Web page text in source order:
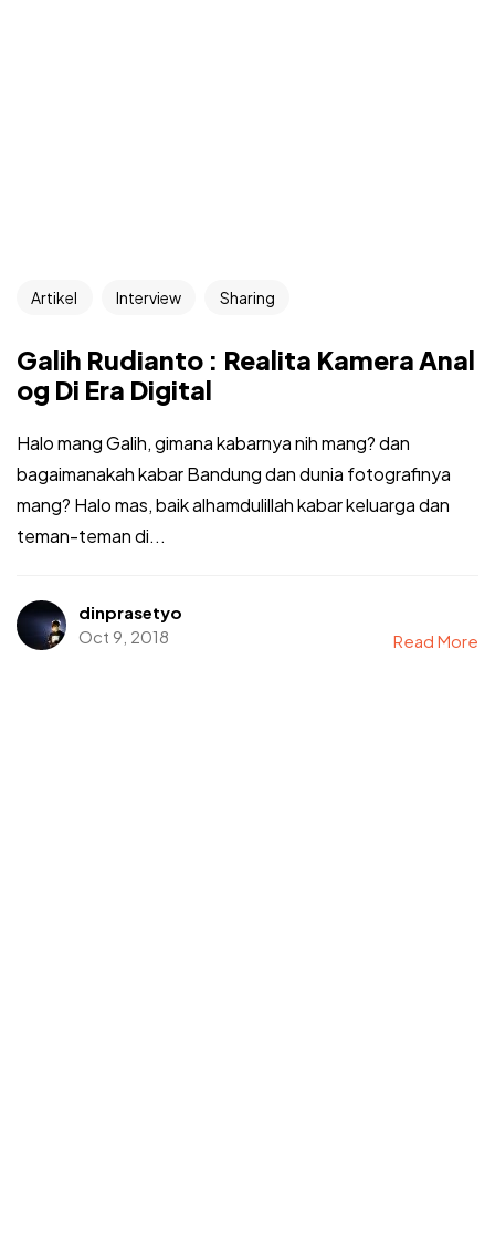
Artikel Interview Sharing
Galih Rudianto : Realita Kamera Anal
og Di Era Digital
Halo mang Galih, gimana kabarnya nih mang? dan
bagaimanakah kabar Bandung dan dunia fotografinya
mang? Halo mas, baik alhamdulillah kabar keluarga dan
teman-teman di...
dinprasetyo
Oct 9, 2018
Read More